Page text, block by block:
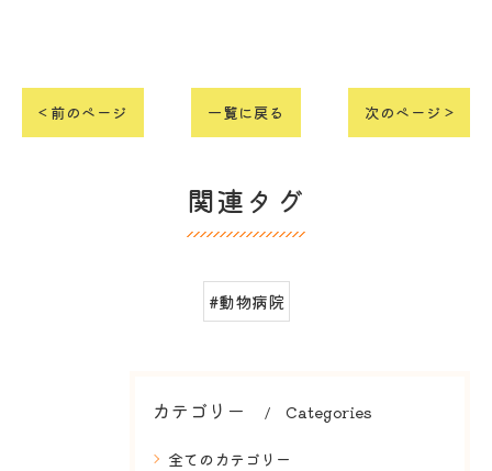
< 前のページ 一覧に戻る 次のページ >
関連タグ
#動物病院
カテゴリー Categories
全てのカテゴリー